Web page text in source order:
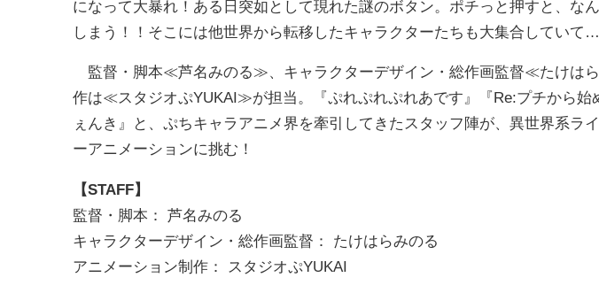
になって大暴れ！ある日突如として現れた謎のボタン。ポチっと押すと、な
しまう！！そこには他世界から転移したキャラクターたちも大集合していて
監督・脚本≪芦名みのる≫、キャラクターデザイン・総作画監督≪たけは
作は≪スタジオぷYUKAI≫が担当。『ぷれぷれぷれあです』『Re:プチから始
ぇんき』と、ぷちキャラアニメ界を牽引してきたスタッフ陣が、異世界系ラ
ーアニメーションに挑む！
【STAFF】
監督・脚本： 芦名みのる
キャラクターデザイン・総作画監督： たけはらみのる
アニメーション制作： スタジオぷYUKAI